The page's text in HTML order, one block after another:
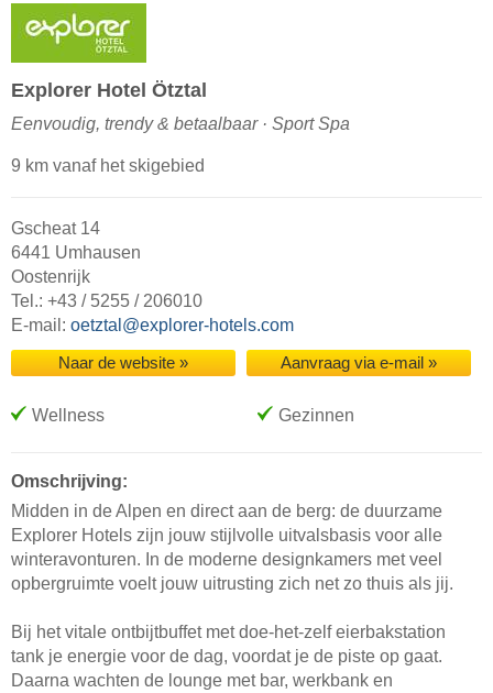
Explorer Hotel Ötztal
Eenvoudig, trendy & betaalbaar · Sport Spa
9 km vanaf het skigebied
Gscheat 14
6441 Umhausen
Oostenrijk
Tel.: +43 / 5255 / 206010
E-mail: oetztal@explorer-hotels.com
Naar de website » Aanvraag via e-mail »
Wellness Gezinnen
Omschrijving:
Midden in de Alpen en direct aan de berg: de duurzame
Explorer Hotels zijn jouw stijlvolle uitvalsbasis voor alle
winteravonturen. In de moderne designkamers met veel
opbergruimte voelt jouw uitrusting zich net zo thuis als jij.
Bij het vitale ontbijtbuffet met doe-het-zelf eierbakstation
tank je energie voor de dag, voordat je de piste op gaat.
Daarna wachten de lounge met bar, werkbank en